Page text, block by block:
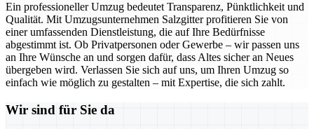
Ein professioneller Umzug bedeutet Transparenz, Pünktlichkeit und
Qualität. Mit Umzugsunternehmen Salzgitter profitieren Sie von
einer umfassenden Dienstleistung, die auf Ihre Bedürfnisse
abgestimmt ist. Ob Privatpersonen oder Gewerbe – wir passen uns
an Ihre Wünsche an und sorgen dafür, dass Altes sicher an Neues
übergeben wird. Verlassen Sie sich auf uns, um Ihren Umzug so
einfach wie möglich zu gestalten – mit Expertise, die sich zahlt.
Wir sind für Sie da